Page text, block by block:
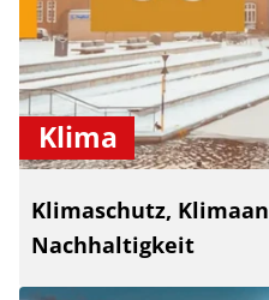
Klima
Klimaschutz,
Nachhaltigkeit